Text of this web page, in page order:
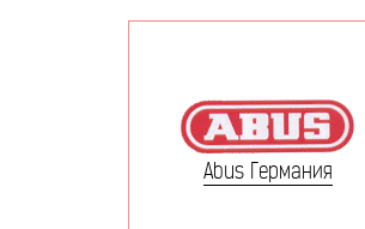
Abus Германия